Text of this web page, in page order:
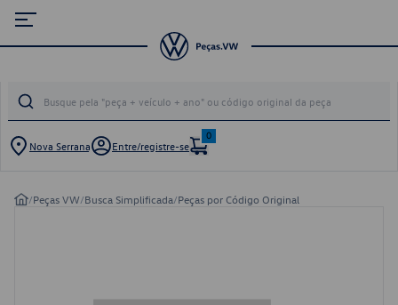
Nova Serrana Entre/registre-se
0
/Peças VW/Busca Simplificada/Peças por Código Original